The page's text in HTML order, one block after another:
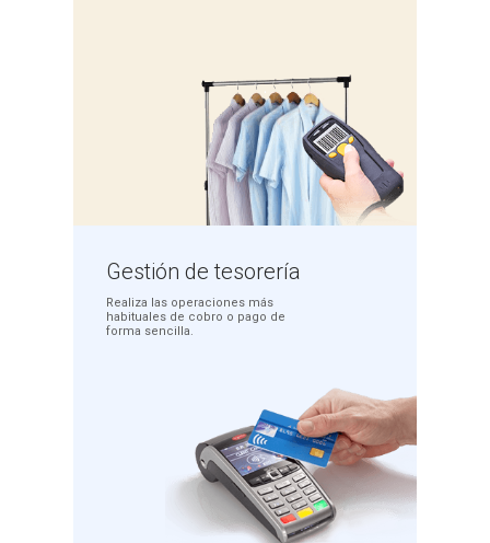
Gestiónde tesorería
Realiza las operaciones más
habituales de cobro o pago de
forma sencilla.